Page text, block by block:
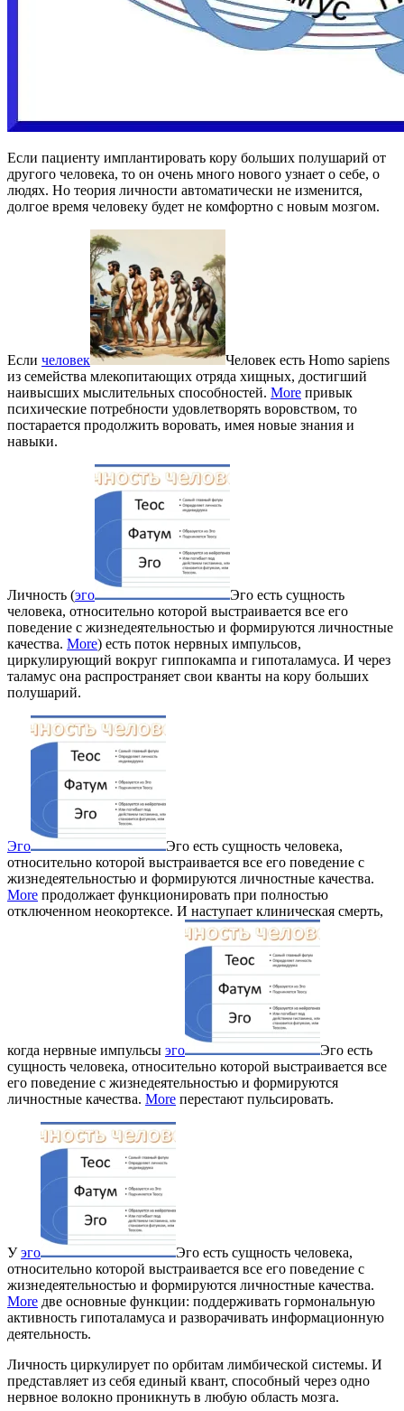
Если пациенту имплантировать кору больших полушарий от
другого человека, то он очень много нового узнает о себе, о
людях. Но теория личности автоматически не изменится,
долгое время человеку будет не комфортно с новым мозгом.
Если человек
Человек есть Homo sapiens
из семейства млекопитающих отряда хищных, достигший
наивысших мыслительных способностей. More привык
психические потребности удовлетворять воровством, то
постарается продолжить воровать, имея новые знания и
навыки.
Личность (эго
Эго есть сущность
человека, относительно которой выстраивается все его
поведение с жизнедеятельностью и формируются личностные
качества. More) есть поток нервных импульсов,
циркулирующий вокруг гиппокампа и гипоталамуса. И через
таламус она распространяет свои кванты на кору больших
полушарий.
Эго
Эго есть сущность человека,
относительно которой выстраивается все его поведение с
жизнедеятельностью и формируются личностные качества.
More продолжает функционировать при полностью
отключенном неокортексе. И наступает клиническая смерть,
когда нервные импульсы эго
Эго есть
сущность человека, относительно которой выстраивается все
его поведение с жизнедеятельностью и формируются
личностные качества. More перестают пульсировать.
Уэго
Эго есть сущность человека,
относительно которой выстраивается все его поведение с
жизнедеятельностью и формируются личностные качества.
More две основные функции: поддерживать гормональную
активность гипоталамуса и разворачивать информационную
деятельность.
Личность циркулирует по орбитам лимбической системы. И
представляет из себя единый квант, способный через одно
нервное волокно проникнуть в любую область мозга.